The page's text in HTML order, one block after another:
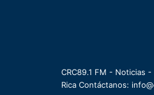
CRC89.1 FM - Noticias
Rica Contáctanos: